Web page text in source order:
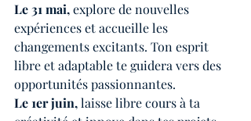
Le 31 mai, explore de nouvelles
expériences et accueille les
changements excitants. Ton esprit
libre et adaptable te guidera vers des
opportunités passionnantes.
Le 1er juin, laisse libre cours à ta